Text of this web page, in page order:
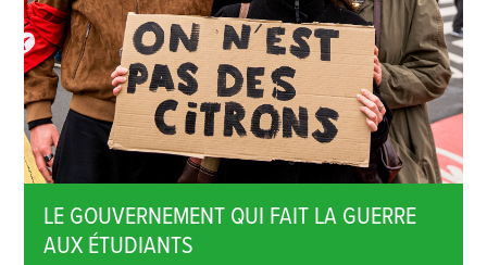
LE GOUVERNEMENT QUI FAIT LA GUERRE
AUX ÉTUDIANTS